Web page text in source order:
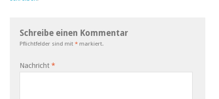
Schreibe einen Kommentar
Pflichtfelder sind mit * markiert.
Nachricht *